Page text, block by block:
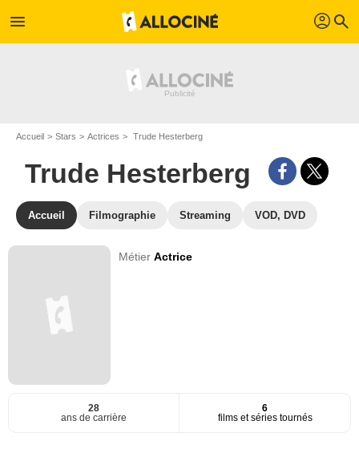
menu profil search
Accueil Stars Actrices Trude Hesterberg
Trude Hesterberg
Accueil Filmographie Streaming VOD, DVD
MétierActrice
28
ans de carrière
6
films et séries tournés